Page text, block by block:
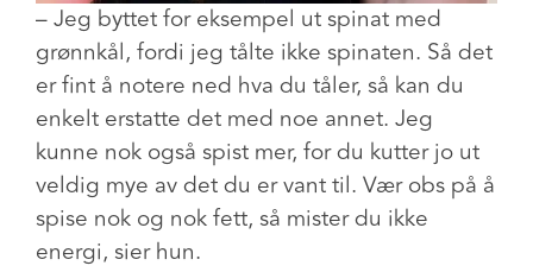
– Jeg byttet for eksempel ut spinat med
grønnkål, fordi jeg tålte ikke spinaten. Så det
er fint å notere ned hva du tåler, så kan du
enkelt erstatte det med noe annet. Jeg
kunne nok også spist mer, for du kutter jo ut
veldig mye av det du er vant til. Vær obs på å
spise nok og nok fett, så mister du ikke
energi, sier hun.